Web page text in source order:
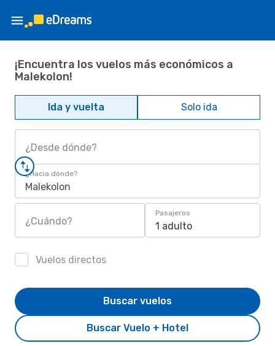
¡Encuentra los vuelos más económicos a
Malekolon!
Ida y vuelta Solo ida
¿Desde dónde?
¿Hacia dónde?
Malekolon
¿Cuándo?
Pasajeros
1 adulto
Vuelos directos
Buscar Vuelo + Hotel
Buscar vuelos